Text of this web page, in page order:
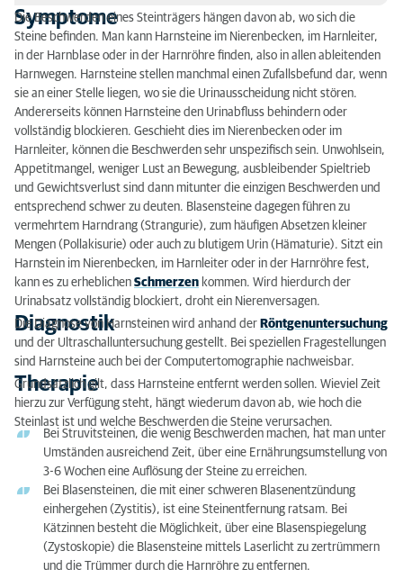
Symptome
Diagnostik
Prognose
Symptome
Die Beschwerden eines Steinträgers hängen davon ab, wo sich die
Steine befinden. Man kann Harnsteine im Nierenbecken, im Harnleiter,
in der Harnblase oder in der Harnröhre finden, also in allen ableitenden
Harnwegen. Harnsteine stellen manchmal einen Zufallsbefund dar, wenn
sie an einer Stelle liegen, wo sie die Urinausscheidung nicht stören.
Andererseits können Harnsteine den Urinabfluss behindern oder
vollständig blockieren. Geschieht dies im Nierenbecken oder im
Harnleiter, können die Beschwerden sehr unspezifisch sein. Unwohlsein,
Appetitmangel, weniger Lust an Bewegung, ausbleibender Spieltrieb
und Gewichtsverlust sind dann mitunter die einzigen Beschwerden und
entsprechend schwer zu deuten. Blasensteine dagegen führen zu
vermehrtem Harndrang (Strangurie), zum häufigen Absetzen kleiner
Mengen (Pollakisurie) oder auch zu blutigem Urin (Hämaturie). Sitzt ein
Harnstein im Nierenbecken, im Harnleiter oder in der Harnröhre fest,
kann es zu erheblichen Schmerzen kommen. Wird hierdurch der
Urinabsatz vollständig blockiert, droht ein Nierenversagen.
Diagnostik
Die Diagnose von Harnsteinen wird anhand der Röntgenuntersuchung
und der Ultraschalluntersuchung gestellt. Bei speziellen Fragestellungen
sind Harnsteine auch bei der Computertomographie nachweisbar.
Therapie
Grundsätzlich gilt, dass Harnsteine entfernt werden sollen. Wieviel Zeit
hierzu zur Verfügung steht, hängt wiederum davon ab, wie hoch die
Steinlast ist und welche Beschwerden die Steine verursachen.
Bei Struvitsteinen, die wenig Beschwerden machen, hat man unter
Umständen ausreichend Zeit, über eine Ernährungsumstellung von
3-6 Wochen eine Auflösung der Steine zu erreichen.
Bei Blasensteinen, die mit einer schweren Blasenentzündung
einhergehen (Zystitis), ist eine Steinentfernung ratsam. Bei
Kätzinnen besteht die Möglichkeit, über eine Blasenspiegelung
(Zystoskopie) die Blasensteine mittels Laserlicht zu zertrümmern
und die Trümmer durch die Harnröhre zu entfernen.